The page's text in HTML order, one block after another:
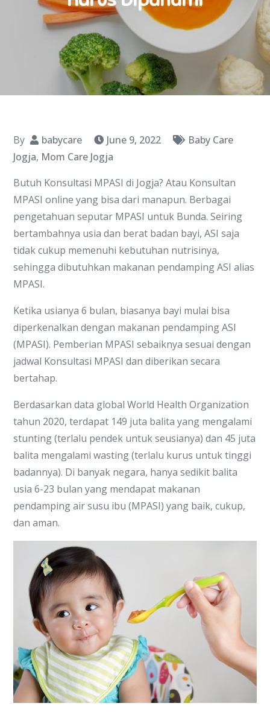
By babycare June 9, 2022
Baby Care
Jogja, Mom Care Jogja
Butuh Konsultasi MPASI di Jogja? Atau Konsultan
MPASI online yang bisa dari manapun. Berbagai
pengetahuan seputar MPASI untuk Bunda. Seiring
bertambahnya usia dan berat badan bayi, ASI saja
tidak cukup memenuhi kebutuhan nutrisinya,
sehingga dibutuhkan makanan pendamping ASI alias
MPASI.
Ketika usianya 6 bulan, biasanya bayi mulai bisa
diperkenalkan dengan makanan pendamping ASI
(MPASI). Pemberian MPASI sebaiknya sesuai dengan
jadwal Konsultasi MPASI dan diberikan secara
bertahap.
Berdasarkan data global World Health Organization
tahun 2020, terdapat 149 juta balita yang mengalami
stunting (terlalu pendek untuk seusianya) dan 45 juta
balita mengalami wasting (terlalu kurus untuk tinggi
badannya). Di banyak negara, hanya sedikit balita
usia 6-23 bulan yang mendapat makanan
pendamping air susu ibu (MPASI) yang baik, cukup,
dan aman.